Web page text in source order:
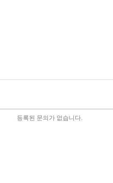
등록된 문의가 없습니다.